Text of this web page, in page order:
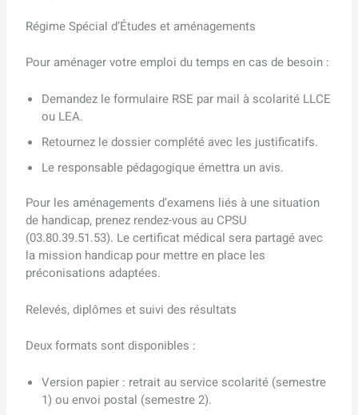
Régime Spécial d’Études et aménagements
Pour aménager votre emploi du temps en cas de besoin :
Demandez le formulaire RSE par mail à scolarité LLCE
ou LEA.
Retournez le dossier complété avec les justificatifs.
Le responsable pédagogique émettra un avis.
Pour les aménagements d’examens liés à une situation
de handicap, prenez rendez-vous au CPSU
(03.80.39.51.53). Le certificat médical sera partagé avec
la mission handicap pour mettre en place les
préconisations adaptées.
Relevés, diplômes et suivi des résultats
Deux formats sont disponibles :
Version papier : retrait au service scolarité (semestre
1) ou envoi postal (semestre 2).